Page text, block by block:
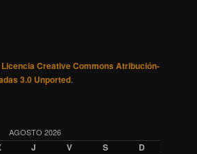
Licencia Creative Commons Atribución-
3.0 Unported.
AGOSTO 2026
J V S D